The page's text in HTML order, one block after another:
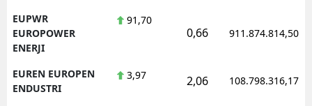
EUPWR
EUROPOWER
ENERJI
91,70
0,66 911.874.814,50
EUREN EUROPEN
ENDUSTRI
3,97 2,06 108.798.316,17